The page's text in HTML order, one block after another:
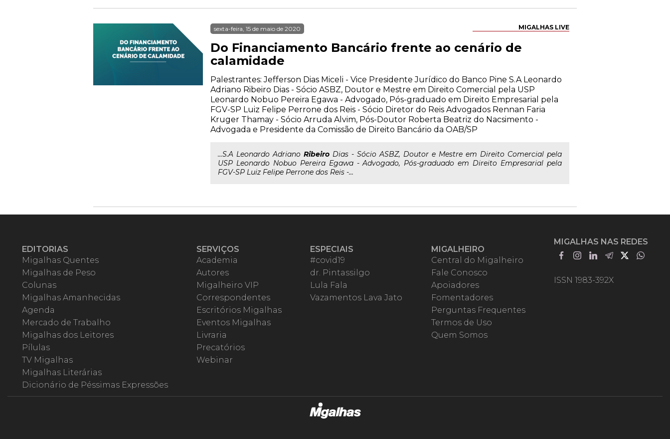
MIGALHAS LIVE
sexta-feira, 15 de maio de 2020
Do Financiamento Bancário frente ao cenário de
calamidade
Palestrantes: Jefferson Dias Miceli - Vice Presidente Jurídico do Banco Pine S.A Leonardo
Adriano Ribeiro Dias - Sócio ASBZ, Doutor e Mestre em Direito Comercial pela USP
Leonardo Nobuo Pereira Egawa - Advogado, Pós-graduado em Direito Empresarial pela
FGV-SP Luiz Felipe Perrone dos Reis - Sócio Diretor do Reis Advogados Rennan Faria
Kruger Thamay - Sócio Arruda Alvim, Pós-Doutor Roberta Beatriz do Nacsimento -
Advogada e Presidente da Comissão de Direito Bancário da OAB/SP
...S.A Leonardo Adriano Ribeiro Dias - Sócio ASBZ, Doutor e Mestre em Direito Comercial pela
USP Leonardo Nobuo Pereira Egawa - Advogado, Pós-graduado em Direito Empresarial pela
FGV-SP Luiz Felipe Perrone dos Reis -...
EDITORIAS
Migalhas Quentes
Migalhas de Peso
Colunas
Migalhas Amanhecidas
Agenda
Mercado de Trabalho
Migalhas dos Leitores
Pílulas
TV Migalhas
Migalhas Literárias
Dicionário de Péssimas Expressões
SERVIÇOS
Academia
Autores
Migalheiro VIP
Correspondentes
Escritórios Migalhas
Eventos Migalhas
Livraria
Precatórios
Webinar
ESPECIAIS
#covid19
dr. Pintassilgo
Lula Fala
Vazamentos Lava Jato
MIGALHEIRO
Central do Migalheiro
Fale Conosco
Apoiadores
Fomentadores
Perguntas Frequentes
Termos de Uso
Quem Somos
MIGALHAS NAS REDES
ISSN 1983-392X